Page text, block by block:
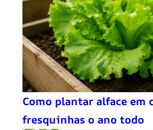
Como plantar alface em
fresquinhas o ano todo